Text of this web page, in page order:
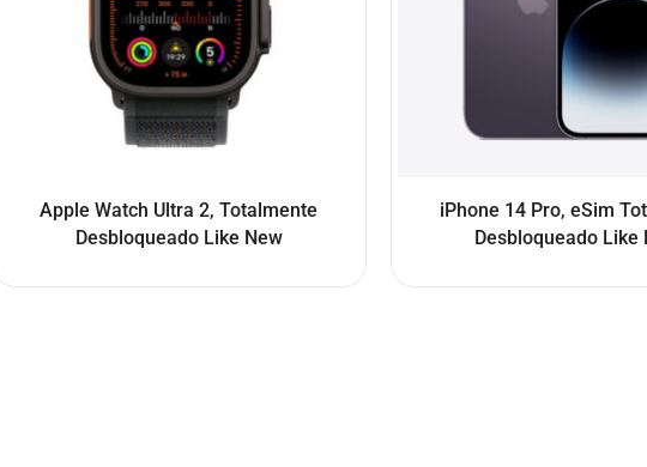
Apple Watch Ultra 2, Totalmente
Desbloqueado Like New
iPhone 14 Pro, eSim
Desbloqueado Like